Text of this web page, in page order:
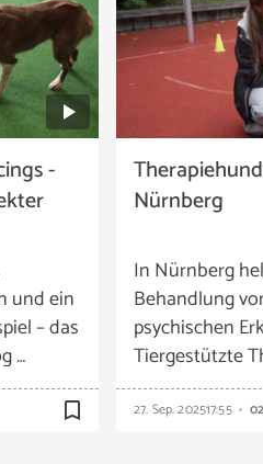
-
und ein
– das
…
bookmark_border
Nürnberg
In Nürnberg
Behandlung
psychischen
Tiergestützte
27. Sep. 202517:55